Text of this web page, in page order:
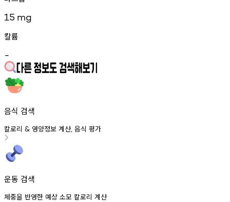
15 mg
칼륨
-
음식 검색
칼로리 & 영양정보 계산, 음식 평가
운동 검색
체중을 반영한 예상 소모 칼로리 계산